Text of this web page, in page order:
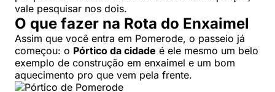
vale pesquisar nos dois.
O que fazer na Rota do Enxaimel
Assim que você entra em Pomerode, o passeio já
começou: o Pórtico da cidade é ele mesmo um belo
exemplo de construção em enxaimel e um bom
aquecimento pro que vem pela frente.